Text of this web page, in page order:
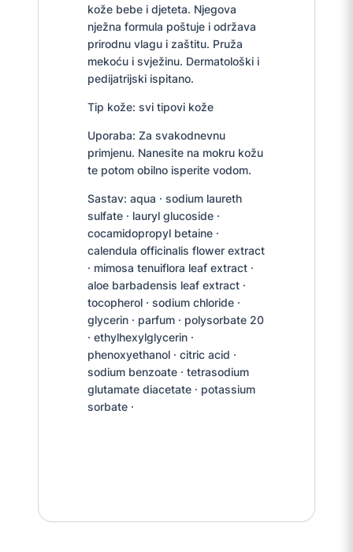
kože bebe i djeteta. Njegova
nježna formula poštuje i održava
prirodnu vlagu i zaštitu. Pruža
mekoću i svježinu. Dermatološki i
pedijatrijski ispitano.
Tip kože: svi tipovi kože
Uporaba: Za svakodnevnu
primjenu. Nanesite na mokru kožu
te potom obilno isperite vodom.
Sastav: aqua · sodium laureth
sulfate · lauryl glucoside ·
cocamidopropyl betaine ·
calendula officinalis flower extract
· mimosa tenuiflora leaf extract ·
aloe barbadensis leaf extract ·
tocopherol · sodium chloride ·
glycerin · parfum · polysorbate 20
· ethylhexylglycerin ·
phenoxyethanol · citric acid ·
sodium benzoate · tetrasodium
glutamate diacetate · potassium
sorbate ·